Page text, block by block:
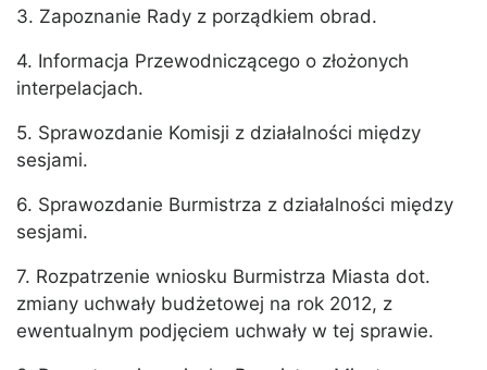
3. Zapoznanie Rady z porządkiem obrad.
4. Informacja Przewodniczącego o złożonych
interpelacjach.
5. Sprawozdanie Komisji z działalności między
sesjami.
6. Sprawozdanie Burmistrza z działalności między
sesjami.
7. Rozpatrzenie wniosku Burmistrza Miasta dot.
zmiany uchwały budżetowej na rok 2012, z
ewentualnym podjęciem uchwały w tej sprawie.